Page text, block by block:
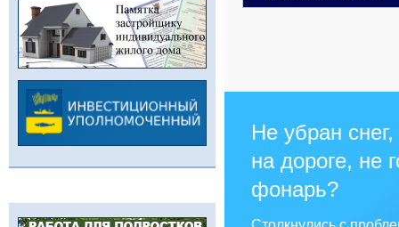
Не убран
на дороге, не
фонарь?